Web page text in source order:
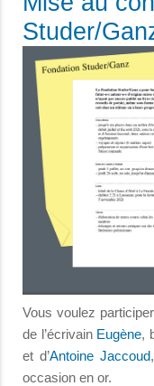
Studer/
Vous voulez
de l’écrivain Eugène,
et d’Antoine Jaccoud
occasion en or.